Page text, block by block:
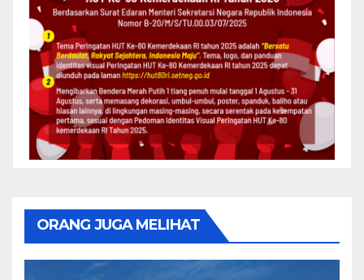
ORANG JUGA MELIHAT